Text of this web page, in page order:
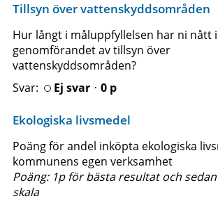
Tillsyn över vattenskyddsområden
Hur långt i måluppfyllelsen har ni nått i
genomförandet av tillsyn över
vattenskyddsområden?
Ej svarᆞ0 p
Ekologiska livsmedel
Poäng för andel inköpta ekologiska
kommunens egen verksamhet
Poäng: 1p för bästa resultat och
skala